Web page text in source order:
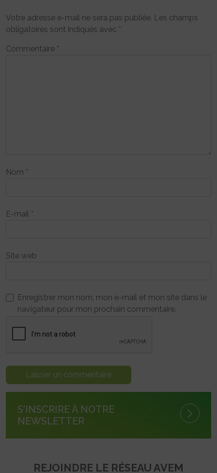
Votre adresse e-mail ne sera pas publiée. Les champs
obligatoires sont indiqués avec *
Commentaire *
Nom *
E-mail *
Site web
Enregistrer mon nom, mon e-mail et mon site dans le
navigateur pour mon prochain commentaire.
S'INSCRIRE À NOTRE
NEWSLETTER
REJOINDRE LE RÉSEAU AVEM